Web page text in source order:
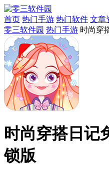
首页 热门手游 热门软件 文章
零三软件园 热门手游 时尚穿
时尚穿搭日记
锁版